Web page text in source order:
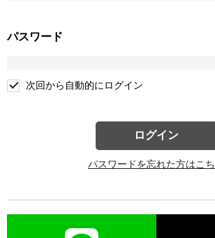
パスワード
次回から自動的にログイン
ログイン
パスワードを忘れた方はこ